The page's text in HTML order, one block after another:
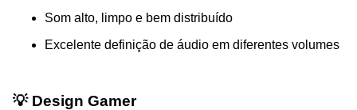
Som alto, limpo e bem distribuído
Excelente definição de áudio em diferentes volumes
💡 Design Gamer